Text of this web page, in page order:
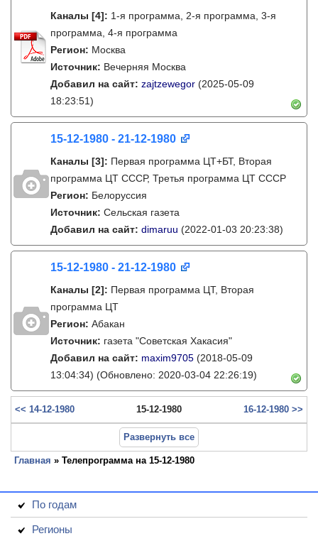
Каналы [4]: 1-я программа, 2-я программа, 3-я
программа, 4-я программа
Регион: Москва
Источник: Вечерняя Москва
Добавил на сайт: zajtzewegor (2025-05-09
18:23:51)
15-12-1980 - 21-12-1980
Каналы [3]: Первая программа ЦТ+БТ, Вторая
программа ЦТ ССCР, Третья программа ЦТ ССCР
Регион: Белоруссия
Источник: Сельская газета
Добавил на сайт: dimaruu (2022-01-03 20:23:38)
15-12-1980 - 21-12-1980
Каналы [2]: Первая программа ЦТ, Вторая
программа ЦТ
Регион: Абакан
Источник: газета "Советская Хакасия"
Добавил на сайт: maxim9705 (2018-05-09
13:04:34) (Обновлено: 2020-03-04 22:26:19)
<< 14-12-1980 15-12-1980 16-12-1980 >>
Развернуть все
Главная » Телепрограмма на 15-12-1980
По годам
Регионы